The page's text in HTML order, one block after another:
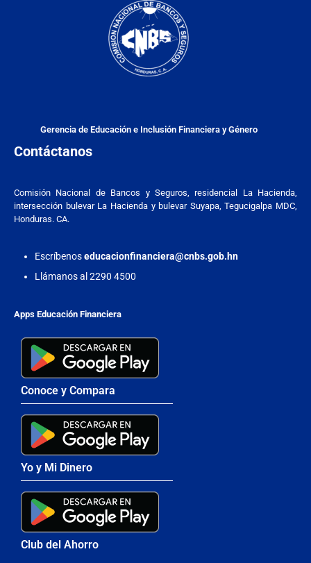
Gerencia de Educación e Inclusión Financiera y Género
Contáctanos
Comisión Nacional de Bancos y Seguros, residencial La Hacienda,
intersección bulevar La Hacienda y bulevar Suyapa, Tegucigalpa MDC,
Honduras. CA.
Escríbenoseducacionfinanciera@cnbs.gob.hn
Llámanos al 2290 4500
Apps Educación Financiera
Conoce y Compara
Yo y Mi Dinero
Club del Ahorro